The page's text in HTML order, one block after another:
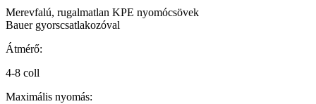
Merevfalú, rugalmatlan KPE nyomócsövek
Bauer gyorscsatlakozóval
Átmérő:
4-8 coll
Maximális nyomás: